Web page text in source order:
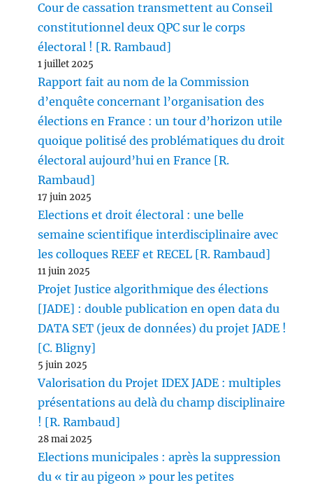
Cour de cassation transmettent au Conseil
constitutionnel deux QPC sur le corps
électoral ! [R. Rambaud]
1 juillet 2025
Rapport fait au nom de la Commission
d’enquête concernant l’organisation des
élections en France : un tour d’horizon utile
quoique politisé des problématiques du droit
électoral aujourd’hui en France [R.
Rambaud]
17 juin 2025
Elections et droit électoral : une belle
semaine scientifique interdisciplinaire avec
les colloques REEF et RECEL [R. Rambaud]
11 juin 2025
Projet Justice algorithmique des élections
[JADE] : double publication en open data du
DATA SET (jeux de données) du projet JADE !
[C. Bligny]
5 juin 2025
Valorisation du Projet IDEX JADE : multiples
présentations au delà du champ disciplinaire
! [R. Rambaud]
28 mai 2025
Elections municipales : après la suppression
du « tir au pigeon » pour les petites